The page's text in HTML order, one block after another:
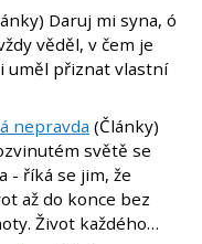
Daruj mi syna, ó
věděl, v čem je
uměl přiznat vlastní
nepravda (Články)
světě se
- říká se jim, že
až do konce bez
Život každého…